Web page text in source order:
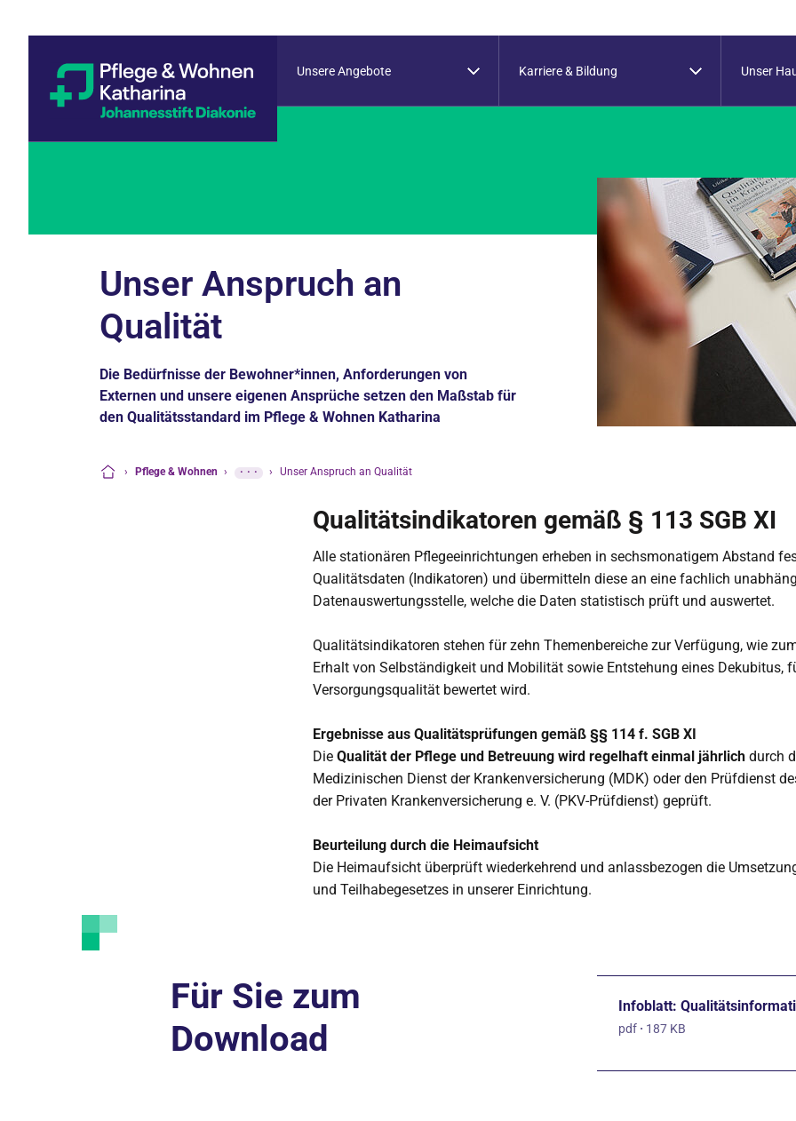
Unsere Angebote Karriere & Bildung Unser
Unser Anspruch an
Qualität
Die Bedürfnisse der Bewohner*innen, Anforderungen von
Externen und unsere eigenen Ansprüche setzen den Maßstab für
den Qualitätsstandard im Pflege & Wohnen Katharina
› Pflege & Wohnen › ··· › Unser Anspruch an Qualität
Qualitätsindikatoren gemäß § 113 SGB XI
Alle stationären Pflegeeinrichtungen erheben in sechsmonatigem Abstand
Qualitätsdaten (Indikatoren) und übermitteln diese an eine fachlich
Datenauswertungsstelle, welche die Daten statistisch prüft und auswertet.
Qualitätsindikatoren stehen für zehn Themenbereiche zur Verfügung, wie
Erhalt von Selbständigkeit und Mobilität sowie Entstehung eines Dekubitus,
Versorgungsqualität bewertet wird.
Ergebnisse aus Qualitätsprüfungen gemäß §§ 114 f. SGB XI
Die Qualität der Pflege und Betreuung wird regelhaft einmal jährlich durch
Medizinischen Dienst der Krankenversicherung (MDK) oder den Prüfdienst
der Privaten Krankenversicherung e. V. (PKV-Prüfdienst) geprüft.
Beurteilung durch die Heimaufsicht
Die Heimaufsicht überprüft wiederkehrend und anlassbezogen die
und Teilhabegesetzes in unserer Einrichtung.
Für Sie zum
Download
Infoblatt:
pdf · 187 KB